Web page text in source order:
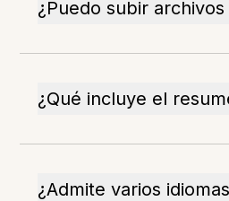
¿Puedo subir
¿Qué incluye el
¿Admite varios